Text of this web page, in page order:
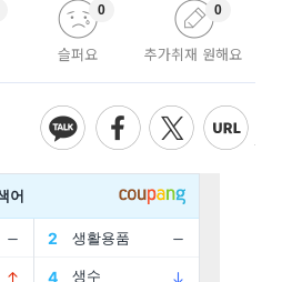
슬퍼요
0
추가취재 원해요
0